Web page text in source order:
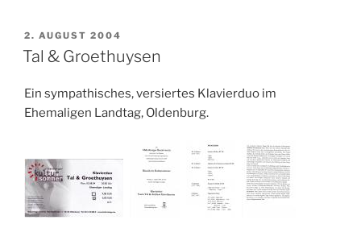
VERÖFFENTLICHT
AM
2. AUGUST 2004
Tal & Groethuysen
Ein sympathisches, versiertes Klavierduo im
Ehemaligen Landtag, Oldenburg.